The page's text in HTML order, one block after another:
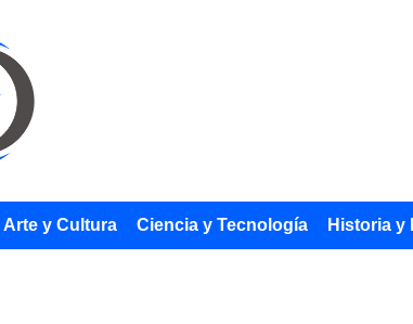
Arte y Cultura Ciencia y Tecnología Historia y